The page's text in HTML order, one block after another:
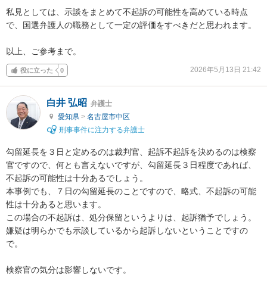
私見としては、示談をまとめて不起訴の可能性を高めている時点
で、国選弁護人の職務として一定の評価をすべきだと思われます。
以上、ご参考まで。
役に立った 0 2026年5月13日 21:42
白井 弘昭 弁護士
愛知県 > 名古屋市中区
刑事事件に注力する弁護士
勾留延長を３日と定めるのは裁判官、起訴不起訴を決めるのは検察
官ですので、何とも言えないですが、勾留延長３日程度であれば、
不起訴の可能性は十分あるでしょう。
本事例でも、７日の勾留延長のことですので、略式、不起訴の可能
性は十分あると思います。
この場合の不起訴は、処分保留というよりは、起訴猶予でしょう。
嫌疑は明らかでも示談しているから起訴しないということですの
で。
検察官の気分は影響しないです。